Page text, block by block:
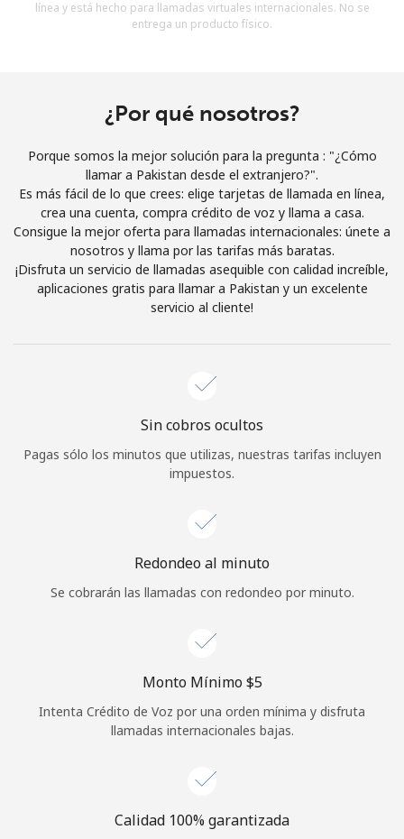
Al abrir una cuenta en este sitio web, estoy de acuerdo con
Términos y condiciones.
¡Hola!
Inicia sesión oREGÍSTRATE →
Iniciar Sesión
o
Continuar con
línea y está hecho para llamadas virtuales internacionales. No se
entrega un producto físico.
¿Por qué nosotros?
Porque somos la mejor solución para la pregunta : "¿Cómo
llamar a Pakistan desde el extranjero?".
Es más fácil de lo que crees: elige tarjetas de llamada en línea,
crea una cuenta, compra crédito de voz y llama a casa.
Consigue la mejor oferta para llamadas internacionales: únete a
nosotros y llama por las tarifas más baratas.
¡Disfruta un servicio de llamadas asequible con calidad increíble,
aplicaciones gratis para llamar a Pakistan y un excelente
servicio al cliente!
Sin cobros ocultos
Pagas sólo los minutos que utilizas, nuestras tarifas incluyen
impuestos.
Redondeo al minuto
Se cobrarán las llamadas con redondeo por minuto.
Monto Mínimo ⁦$5⁩
Intenta Crédito de Voz por una orden mínima y disfruta
llamadas internacionales bajas.
Calidad 100% garantizada